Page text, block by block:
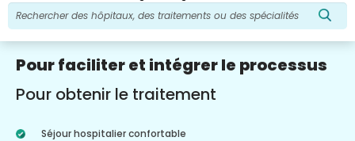
Pour faciliter et intégrer le processus
Pour obtenir le traitement
Séjour hospitalier confortable